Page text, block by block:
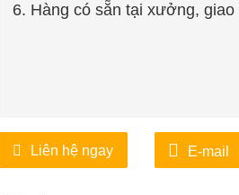
6. Hàng có sẵn tại xưởng,
Liên hệ ngay E-mail